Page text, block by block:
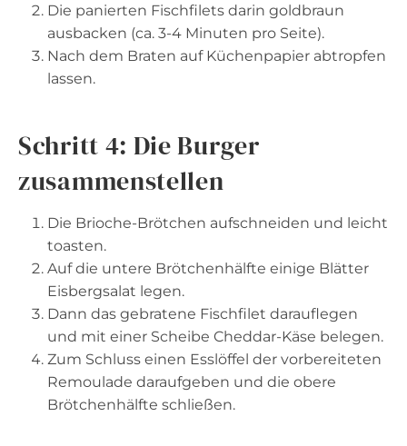
Die panierten Fischfilets darin goldbraun
ausbacken (ca. 3-4 Minuten pro Seite).
Nach dem Braten auf Küchenpapier abtropfen
lassen.
Schritt 4: Die Burger
zusammenstellen
Die Brioche-Brötchen aufschneiden und leicht
toasten.
Auf die untere Brötchenhälfte einige Blätter
Eisbergsalat legen.
Dann das gebratene Fischfilet darauflegen
und mit einer Scheibe Cheddar-Käse belegen.
Zum Schluss einen Esslöffel der vorbereiteten
Remoulade daraufgeben und die obere
Brötchenhälfte schließen.